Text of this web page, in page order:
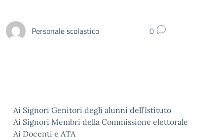
Personale scolastico 0
Ai Signori Genitori degli alunni dell’Istituto
Ai Signori Membri della Commissione elettorale
Ai Docenti e ATA